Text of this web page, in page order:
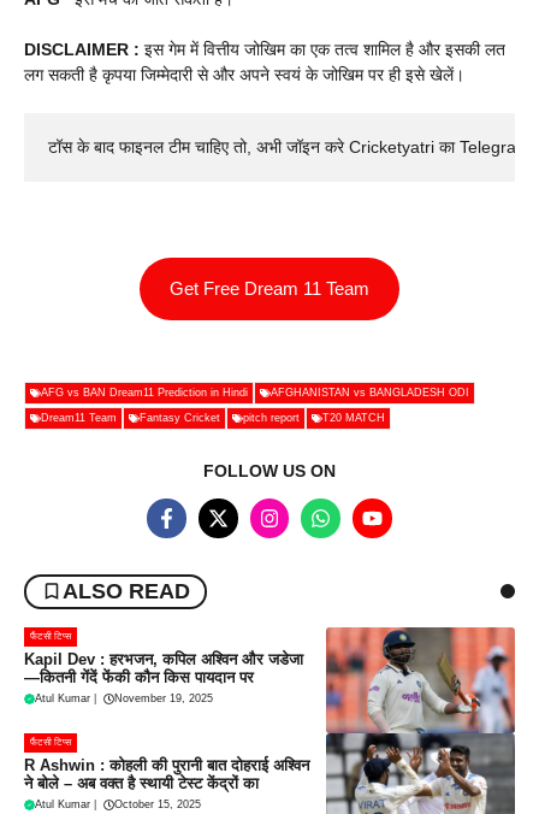
DISCLAIMER : इस गेम में वित्तीय जोखिम का एक तत्व शामिल है और इसकी लत
लग सकती है कृपया जिम्मेदारी से और अपने स्वयं के जोखिम पर ही इसे खेलें।
टॉस के बाद फाइनल टीम चाहिए तो, अभी जॉइन करे Cricketyatri का
Get Free Dream 11 Team
AFG vs BAN Dream11 Prediction in Hindi AFGHANISTAN vs BANGLADESH ODI
Dream11 Team Fantasy Cricket pitch report T20 MATCH
FOLLOW US ON
ALSO READ
फैंटसी टिप्स
Kapil Dev : हरभजन, कपिल अश्विन और जडेजा
—कितनी गेंदें फेंकी कौन किस पायदान पर
Atul Kumar November 19, 2025
फैंटसी टिप्स
R Ashwin : कोहली की पुरानी बात दोहराई अश्विन
ने बोले – अब वक्त है स्थायी टेस्ट केंद्रों का
Atul Kumar October 15, 2025